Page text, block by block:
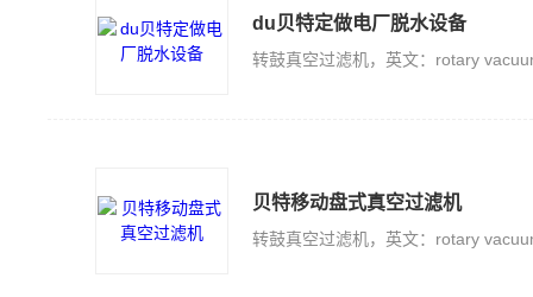
du贝特定做电厂脱水设备
贝特移动盘式真空过滤机